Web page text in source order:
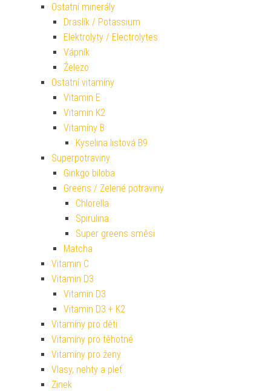
Ostatní minerály
Draslík / Potassium
Elektrolyty / Electrolytes
Vápník
Železo
Ostatní vitamíny
Vitamin E
Vitamin K2
Vitamíny B
Kyselina listová B9
Superpotraviny
Ginkgo biloba
Greens / Zelené potraviny
Chlorella
Spirulina
Super greens směsi
Matcha
Vitamin C
Vitamin D3
Vitamin D3
Vitamin D3 + K2
Vitamíny pro děti
Vitamíny pro těhotné
Vitamíny pro ženy
Vlasy, nehty a pleť
Zinek